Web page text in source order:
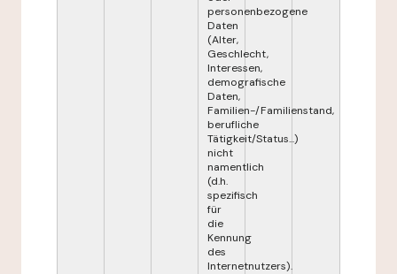
personenbezogene
Daten
(Alter,
Geschlecht,
Interessen,
demografische
Daten,
Familien-/Familienstand,
berufliche
Tätigkeit/Status...)
nicht
namentlich
(d.h.
spezifisch
für
die
Kennung
des
Internetnutzers).